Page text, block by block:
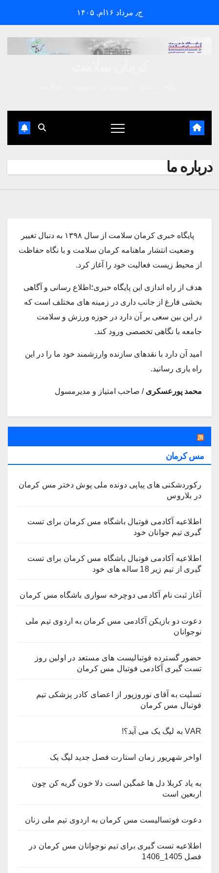
ج٫ مرداد ۱۶ام, ۱۴۰۵
درباره ما
پایگاه خبری کرمان سلامت از سال ۱۳۹۸ به دنبال تغییر
وضعیت انتشار ماهنامه کرمان سلامت و با نگاه حفاظت
از محیط زیست فعالیت خود را آغاز کرد.
هدف از راه اندازی این پایگاه خبری؛اطلاع رسانی و آگاهی
بخشی فارغ از جانب داری در زمینه های مختلف است که
در این بین سعی بر آن دارد در حوزه ورزش و سلامت
جامعه با نگاهی تخصصی ورود کند.
امید آن دارد با نقدهای سازنده وارزشمند خود ما را در این
راه یاری رسانید.
محمد پورعسکری / صاحب امتیاز و مدیرمسول
مس کرمان
رکوردشکنی های پیاپی دونده ملی پوش دختر مس کرمان
در بلاروس
اطلاعیه آکادمی فوتبال باشگاه مس کرمان برای تست
گیری تیم جوانان خود
اطلاعیه آکادمی فوتبال باشگاه مس کرمان برای تست
گیری از تیم زیر 18 ساله های خود
آغاز ثبت نام آکادمی دوچرخه سواری باشگاه مس کرمان
دعوت دو بازیکن آکادمی مس کرمان به اردوی تیم ملی
نوجوانان
حضور گسترده فوتبالیست های مستعد در اولین روز
تست گیری آکادمی فوتبال مس کرمان
تسلیت به آقای نوروزپور از اعضای کادر پزشکی تیم
فوتبال مس کرمان
VAR به لیگ یک می آید؟!
اواخر شهریور زمان استارت فصل جدید لیگ یک
به یاد کربلا دل ها غمگین است دلا خون گریه کن چون
اربعین است
دعوت فوتسالیست مس کرمان به اردوی تیم ملی زنان
اطلاعیه تست گیری برای تیم نوجوانان مس کرمان در
فصل 1405_1406